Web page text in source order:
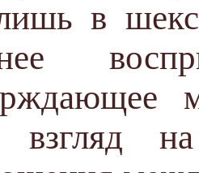
в
взгляд